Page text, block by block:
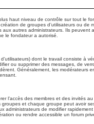
haut niveau de contrôle sur tout le
de groupes d’utilisateurs ou de
autres administrateurs. Ils peuvent
le fondateur a autorisé.
dont le travail consiste à
ou supprimer des messages, de
Généralement, les modérateurs
l’accès des membres et des invités
et chaque groupe peut avoir
administrateurs de modifier
ou rendre accessible un forum